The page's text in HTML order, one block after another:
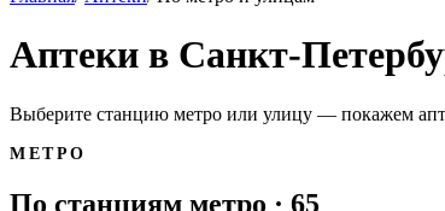
Аптеки в Санкт-
Выберите станцию метро или улицу — покажем
МЕТРО
По станциям метро · 65